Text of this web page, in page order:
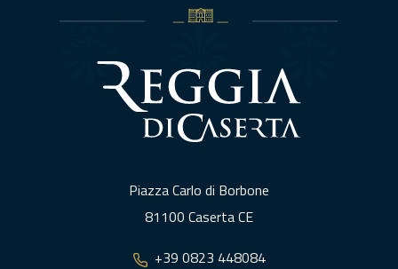
Piazza Carlo di Borbone
81100 Caserta CE
+39 0823 448084